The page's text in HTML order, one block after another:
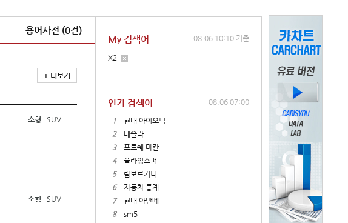
용어사전 (0건)
+ 더보기
소형 | SUV
소형 | SUV
My 검색어 08.06 10:10 기준
X2
인기 검색어 08.06 07:00
1
현대 아이오닉
2
테슬라
3
포르쉐 마칸
4
플라잉스퍼
5
람보르기니
6
자동차 통계
7
현대 아반떼
8
sm5